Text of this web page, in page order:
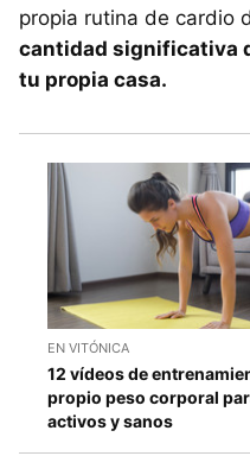
propia rutina de cardio
cantidad significativa
tu propia casa.
EN VITÓNICA
12 vídeos de
propio peso corporal
activos y sanos